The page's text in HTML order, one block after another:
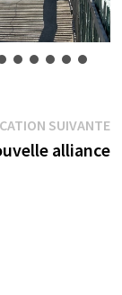
SUIVANTE
alliance